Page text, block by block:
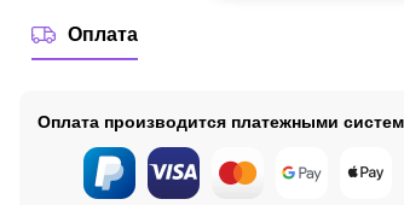
Оплата
Оплата производится платежными